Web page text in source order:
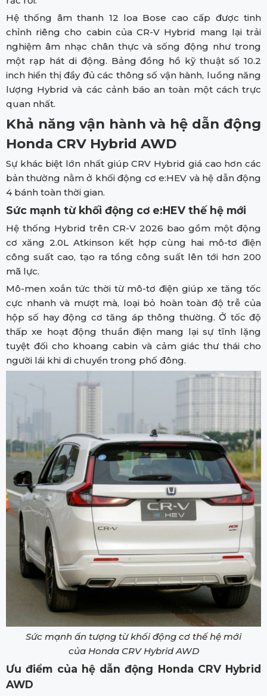
Hệ thống âm thanh 12 loa Bose cao cấp được tinh
chỉnh riêng cho cabin của CR-V Hybrid mang lại trải
nghiệm âm nhạc chân thực và sống động như trong
một rạp hát di động. Bảng đồng hồ kỹ thuật số 10.2
inch hiển thị đầy đủ các thông số vận hành, luồng năng
lượng Hybrid và các cảnh báo an toàn một cách trực
quan nhất.
Khả năng vận hành và hệ dẫn động
Honda CRV Hybrid AWD
Sự khác biệt lớn nhất giúp CRV Hybrid giá cao hơn các
bản thường nằm ở khối động cơ e:HEV và hệ dẫn động
4 bánh toàn thời gian.
Sức mạnh từ khối động cơ e:HEV thế hệ mới
Hệ thống Hybrid trên CR-V 2026 bao gồm một động
cơ xăng 2.0L Atkinson kết hợp cùng hai mô-tơ điện
công suất cao, tạo ra tổng công suất lên tới hơn 200
mã lực.
Mô-men xoắn tức thời từ mô-tơ điện giúp xe tăng tốc
cực nhanh và mượt mà, loại bỏ hoàn toàn độ trễ của
hộp số hay động cơ tăng áp thông thường. Ở tốc độ
thấp xe hoạt động thuần điện mang lại sự tĩnh lặng
tuyệt đối cho khoang cabin và cảm giác thư thái cho
người lái khi di chuyển trong phố đông.
Sức mạnh ấn tượng từ khối động cơ thế hệ mới
của Honda CRV Hybrid AWD
Ưu điểm của hệ dẫn động Honda CRV Hybrid
AWD